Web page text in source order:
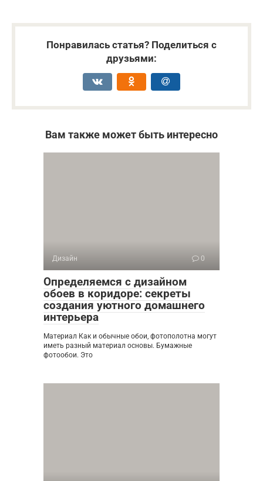
Понравилась статья? Поделиться с
друзьями:
Вам также может быть интересно
Дизайн 0
Определяемся с дизайном
обоев в коридоре: секреты
создания уютного домашнего
интерьера
Материал Как и обычные обои, фотополотна могут
иметь разный материал основы. Бумажные
фотообои. Это